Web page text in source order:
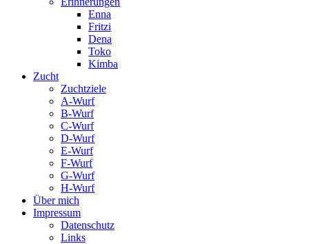
Enna
Fritzi
Dena
Toko
Kimba
Zucht
Zuchtziele
A-Wurf
B-Wurf
C-Wurf
D-Wurf
E-Wurf
F-Wurf
G-Wurf
H-Wurf
Über mich
Impressum
Datenschutz
Links